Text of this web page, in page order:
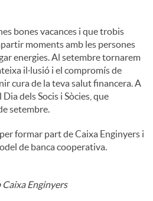
bones vacances i que trobis
moments amb les persones
energies. Al setembre tornarem
il·lusió i el compromís de
cura de la teva salut financera. A
dels Socis i Sòcies, que
setembre.
formar part de Caixa Enginyers i
de banca cooperativa.
Enginyers